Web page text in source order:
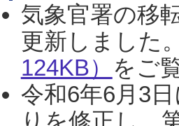
気象官署の移
更新しました
124KB） をご
令和6年6月3
りを修正し、